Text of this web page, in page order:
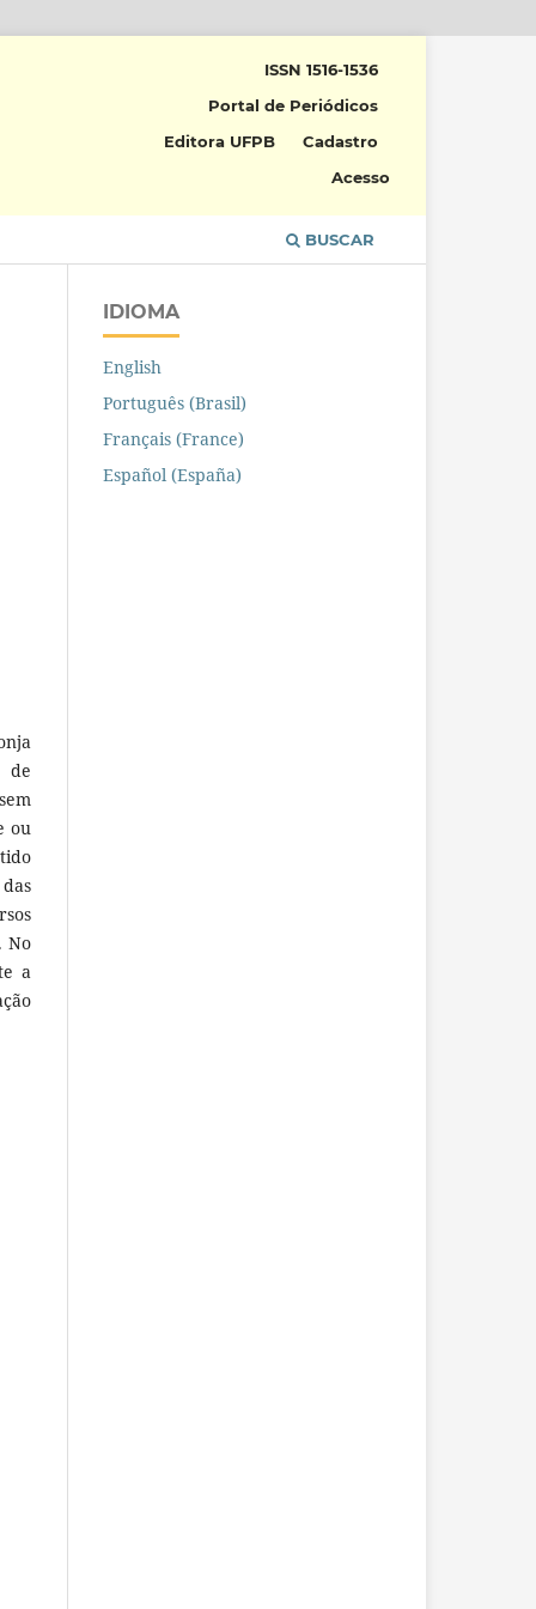
BUSCAR
ISSN 1516-1536
Portal de Periódicos
Editora UFPB
Cadastro
Acesso
de
ou
No
a
IDIOMA
English
Português (Brasil)
Français (France)
Español (España)